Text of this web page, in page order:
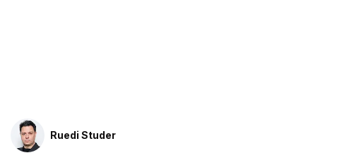
Ruedi Studer